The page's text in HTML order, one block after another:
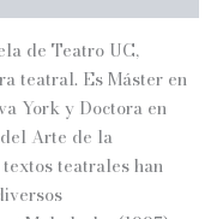
de Teatro UC,
teatral. Es Máster en
York y Doctora en
Arte de la
teatrales han